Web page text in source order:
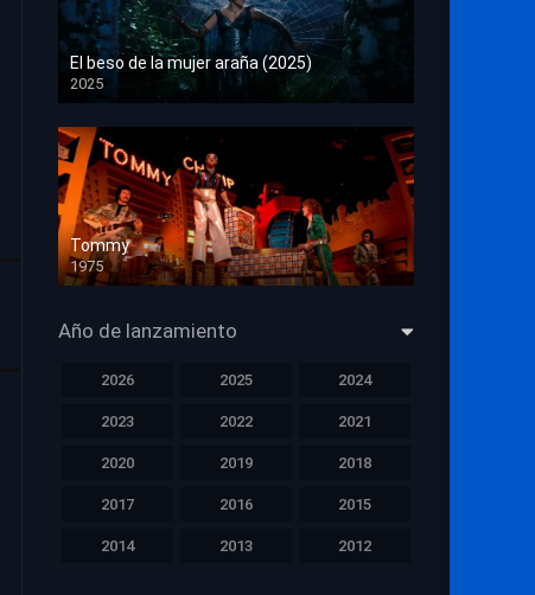
El beso de la mujer araña (2025)
2025
HD 1080p
Tommy
1975
HD 1080p
Año de lanzamiento
2026 2025 2024
2023 2022 2021
2020 2019 2018
2017 2016 2015
2014 2013 2012